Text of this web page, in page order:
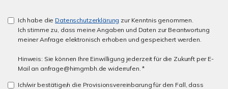
Ich habe die Datenschutzerklärung zur Kenntnis genommen.
Ich stimme zu, dass meine Angaben und Daten zur Beantwortung
meiner Anfrage elektronisch erhoben und gespeichert werden.
Hinweis: Sie können Ihre Einwilligung jederzeit für die Zukunft per E-
Mail an anfrage@himgmbh.de widerrufen. *
Ich/wir bestätige/n die Provisionsvereinbarung für den Fall, dass